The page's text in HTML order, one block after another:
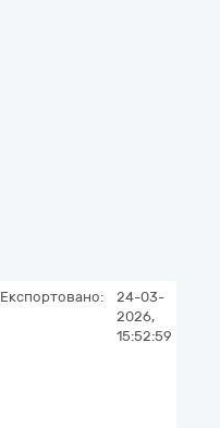
Експортовано:
24-03-
2026,
15:52:59